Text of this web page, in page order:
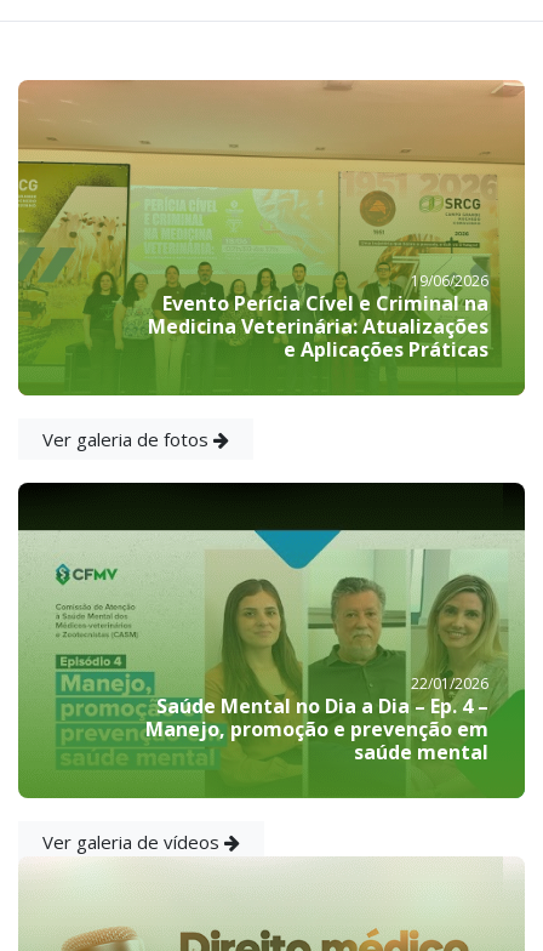
19/06/2026
Evento Perícia Cível e Criminal na
Medicina Veterinária: Atualizações
e Aplicações Práticas
Ver galeria de fotos
22/01/2026
Saúde Mental no Dia a Dia – Ep. 4 –
Manejo, promoção e prevenção em
saúde mental
Ver galeria de vídeos